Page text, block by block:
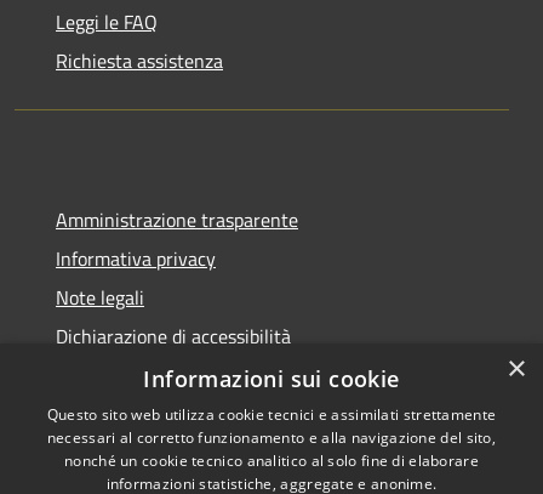
Leggi le FAQ
Richiesta assistenza
Amministrazione trasparente
Informativa privacy
Note legali
Dichiarazione di accessibilità
Accessibilità
Copyright © 2026 • Comune di
Delianuova • Powered by
×
Informazioni sui cookie
Questo sito web utilizza cookie tecnici e assimilati strettamente
necessari al corretto funzionamento e alla navigazione del sito,
nonché un cookie tecnico analitico al solo fine di elaborare
informazioni statistiche, aggregate e anonime.